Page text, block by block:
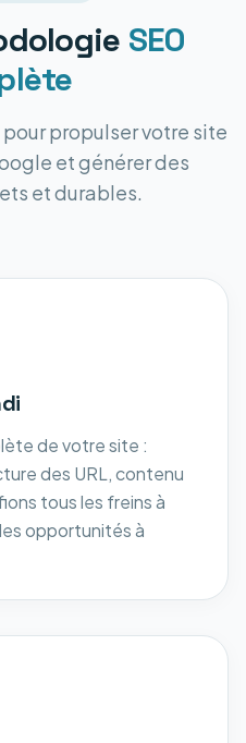
SEO
propulser votre site
et générer des
et durables.
de votre site :
des URL, contenu
tous les freins à
opportunités à